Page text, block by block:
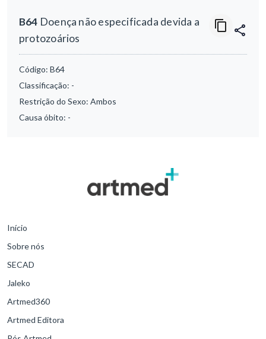
B64 Doença não especificada devida a
protozoários
Código: B64
Classificação: -
Restrição do Sexo: Ambos
Causa óbito: -
Início
Sobre nós
SECAD
Jaleko
Artmed360
Artmed Editora